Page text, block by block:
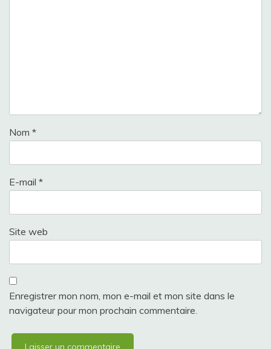
Nom *
E-mail *
Site web
Enregistrer mon nom, mon e-mail et mon site dans le
navigateur pour mon prochain commentaire.